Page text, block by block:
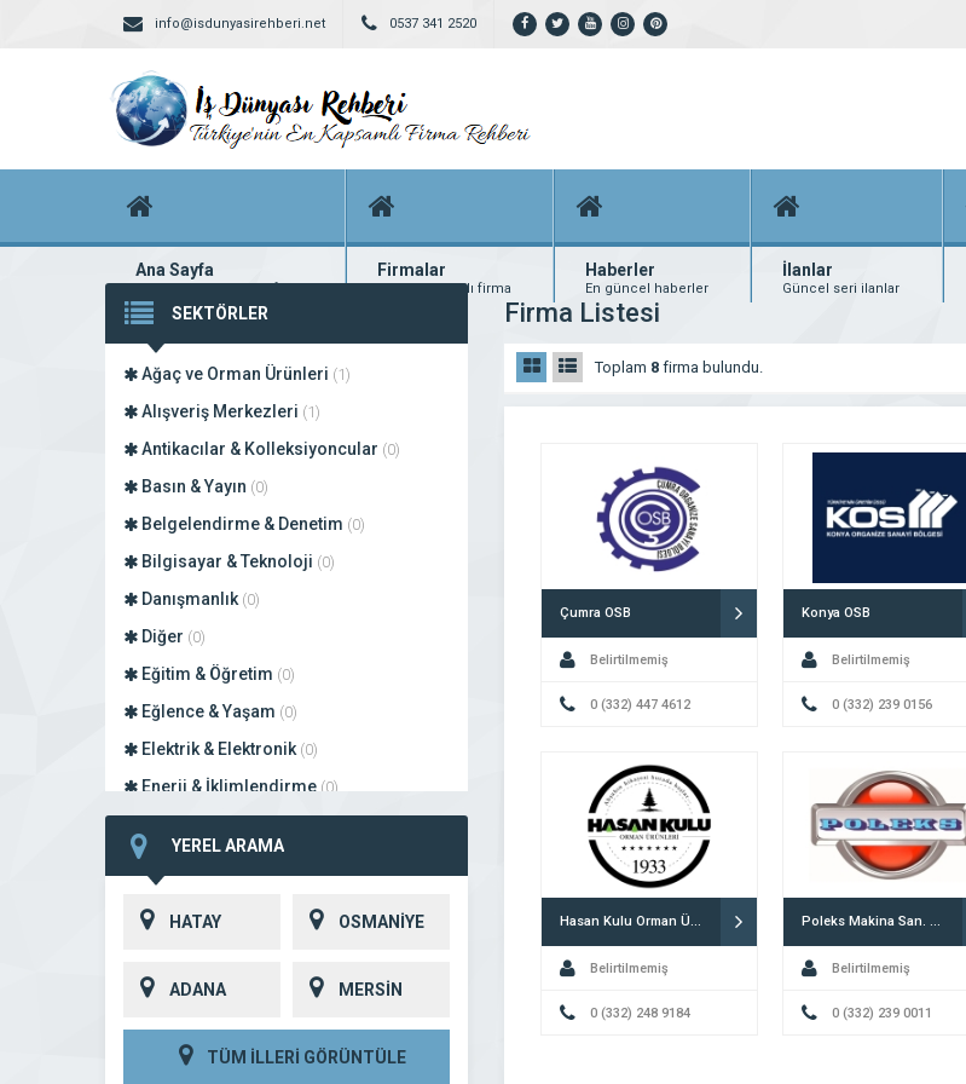
info@isdunyasirehberi.net 0537 341 2520
Ana Sayfa
Firma rehberi ana sayfanız
Firmalar
Yüzlerce kayıtlı firma
Haberler
En güncel haberler
İlanlar
Güncel seri ilanlar
SEKTÖRLER
Ağaç ve Orman Ürünleri (1)
Alışveriş Merkezleri (1)
Antikacılar & Kolleksiyoncular (0)
Basın & Yayın (0)
Belgelendirme & Denetim (0)
Bilgisayar & Teknoloji (0)
Danışmanlık (0)
Diğer (0)
Eğitim & Öğretim (0)
Eğlence & Yaşam (0)
Elektrik & Elektronik (0)
Enerji & İklimlendirme (0)
Giyim & Tekstil
Hizmet
İnşaat & Gayrimenkul (0)
Motosiklet Sanayi(0)
YEREL ARAMA
HATAY OSMANİYE
ADANA MERSİN
TÜM İLLERİ GÖRÜNTÜLE
Firma Listesi
Toplam 8 firma bulundu.
Çumra OSB
Belirtilmemiş
0 (332) 447 4612
Konya OSB
Belirtilmemiş
0 (332) 239 0156
Hasan Kulu Orman Ürünleri A.Ş. Konya
Belirtilmemiş
0 (332) 248 9184
Poleks Makina San. ve Tic. A.Ş. Konya
Belirtilmemiş
0 (332) 239 0011